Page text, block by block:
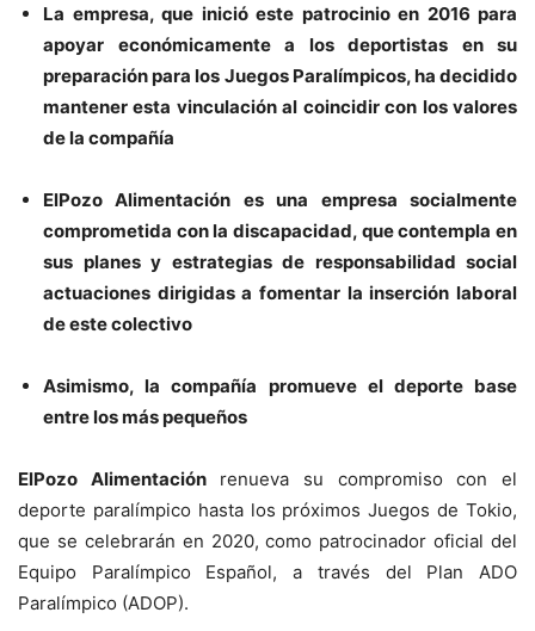
La empresa, que inició este patrocinio en 2016 para
apoyar económicamente a los deportistas en su
preparación para los Juegos Paralímpicos, ha decidido
mantener esta vinculación al coincidir con los valores
de la compañía
ElPozo Alimentación es una empresa socialmente
comprometida con la discapacidad, que contempla en
sus planes y estrategias de responsabilidad social
actuaciones dirigidas a fomentar la inserción laboral
de este colectivo
Asimismo, la compañía promueve el deporte base
entre los más pequeños
ElPozo Alimentaciónrenueva su compromiso con el
deporte paralímpico hasta los próximos Juegos de Tokio,
que se celebrarán en 2020, como patrocinador oficial del
Equipo Paralímpico Español, a través del Plan ADO
Paralímpico (ADOP).